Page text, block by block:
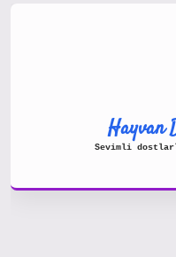
Hayvan
Sevimli